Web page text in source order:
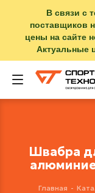
В связи с
поставщиков
цены на сайте
Актуальные
Швабра
Главная -